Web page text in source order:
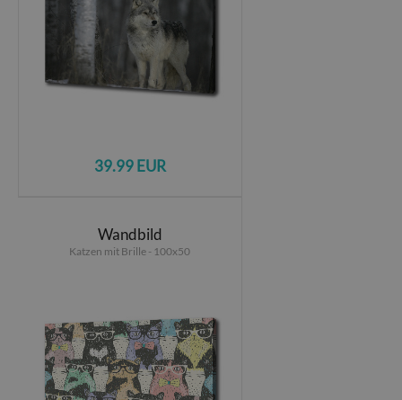
39.99 EUR
Wandbild
Katzen mit Brille - 100x50